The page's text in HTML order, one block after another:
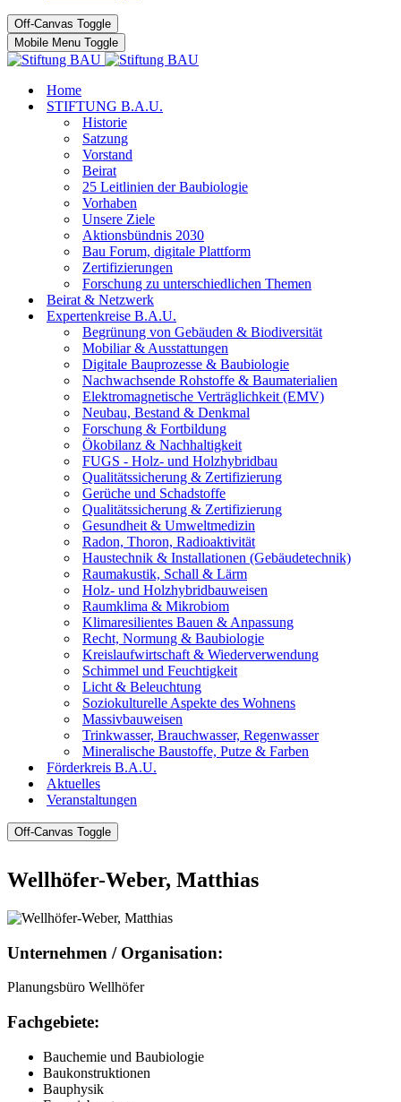
Off-Canvas Toggle
Mobile Menu Toggle
Home
STIFTUNG B.A.U.
Historie
Satzung
Vorstand
Beirat
25 Leitlinien der Baubiologie
Vorhaben
Unsere Ziele
Aktionsbündnis 2030
Bau Forum, digitale Plattform
Zertifizierungen
Forschung zu unterschiedlichen Themen
Beirat & Netzwerk
Expertenkreise B.A.U.
Begrünung von Gebäuden & Biodiversität
Mobiliar & Ausstattungen
Digitale Bauprozesse & Baubiologie
Nachwachsende Rohstoffe & Baumaterialien
Elektromagnetische Verträglichkeit (EMV)
Neubau, Bestand & Denkmal
Forschung & Fortbildung
Ökobilanz & Nachhaltigkeit
FUGS - Holz- und Holzhybridbau
Qualitätssicherung & Zertifizierung
Gerüche und Schadstoffe
Qualitätssicherung & Zertifizierung
Gesundheit & Umweltmedizin
Radon, Thoron, Radioaktivität
Haustechnik & Installationen (Gebäudetechnik)
Raumakustik, Schall & Lärm
Holz- und Holzhybridbauweisen
Raumklima & Mikrobiom
Klimaresilientes Bauen & Anpassung
Recht, Normung & Baubiologie
Kreislaufwirtschaft & Wiederverwendung
Schimmel und Feuchtigkeit
Licht & Beleuchtung
Soziokulturelle Aspekte des Wohnens
Massivbauweisen
Trinkwasser, Brauchwasser, Regenwasser
Mineralische Baustoffe, Putze & Farben
Förderkreis B.A.U.
Aktuelles
Veranstaltungen
Off-Canvas Toggle
Wellhöfer-Weber, Matthias
Unternehmen / Organisation:
Planungsbüro Wellhöfer
Fachgebiete:
Bauchemie und Baubiologie
Baukonstruktionen
Bauphysik